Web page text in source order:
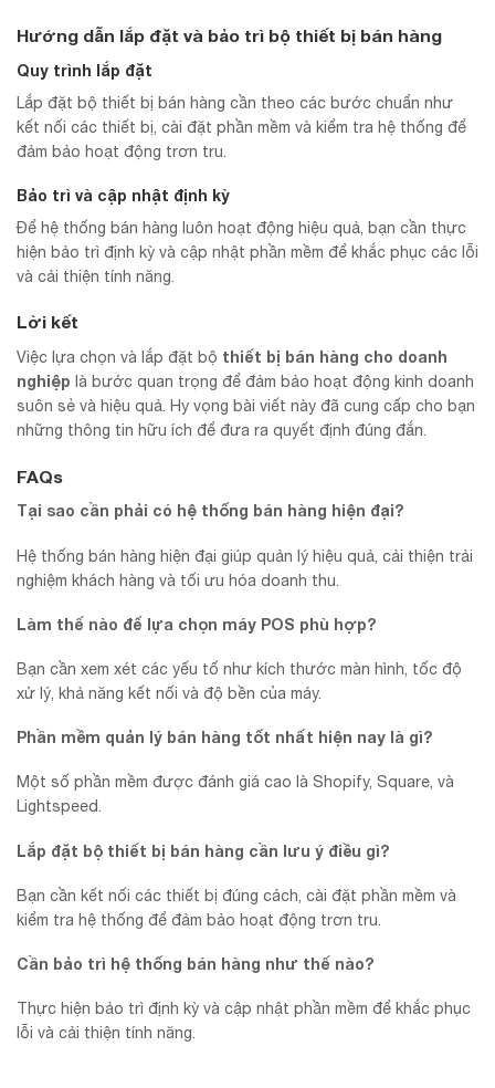
Hướng dẫn lắp đặt và bảo trì bộ thiết bị bán hàng
Quy trình lắp đặt
Lắp đặt bộ thiết bị bán hàng cần theo các bước chuẩn như
kết nối các thiết bị, cài đặt phần mềm và kiểm tra hệ thống để
đảm bảo hoạt động trơn tru.
Bảo trì và cập nhật định kỳ
Để hệ thống bán hàng luôn hoạt động hiệu quả, bạn cần thực
hiện bảo trì định kỳ và cập nhật phần mềm để khắc phục các lỗi
và cải thiện tính năng.
Lời kết
Việc lựa chọn và lắp đặt bộ thiết bị bán hàng cho doanh
nghiệp là bước quan trọng để đảm bảo hoạt động kinh doanh
suôn sẻ và hiệu quả. Hy vọng bài viết này đã cung cấp cho bạn
những thông tin hữu ích để đưa ra quyết định đúng đắn.
FAQs
Tại sao cần phải có hệ thống bán hàng hiện đại?
Hệ thống bán hàng hiện đại giúp quản lý hiệu quả, cải thiện trải
nghiệm khách hàng và tối ưu hóa doanh thu.
Làm thế nào để lựa chọn máy POS phù hợp?
Bạn cần xem xét các yếu tố như kích thước màn hình, tốc độ
xử lý, khả năng kết nối và độ bền của máy.
Phần mềm quản lý bán hàng tốt nhất hiện nay là gì?
Một số phần mềm được đánh giá cao là Shopify, Square, và
Lightspeed.
Lắp đặt bộ thiết bị bán hàng cần lưu ý điều gì?
Bạn cần kết nối các thiết bị đúng cách, cài đặt phần mềm và
kiểm tra hệ thống để đảm bảo hoạt động trơn tru.
Cần bảo trì hệ thống bán hàng như thế nào?
Thực hiện bảo trì định kỳ và cập nhật phần mềm để khắc phục
lỗi và cải thiện tính năng.